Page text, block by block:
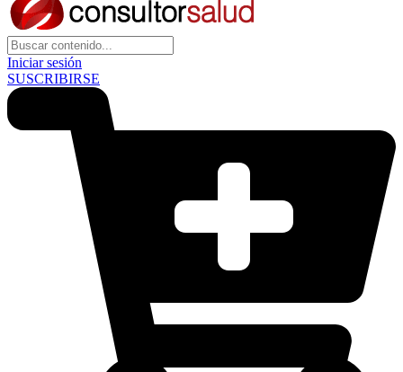
Iniciar sesión
SUSCRIBIRSE